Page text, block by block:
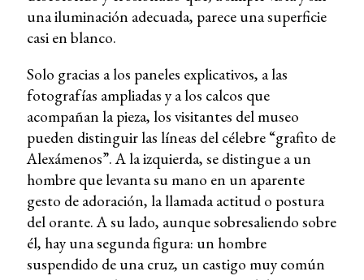
una iluminación adecuada, parece una superficie
casi en blanco.
Solo gracias a los paneles explicativos, a las
fotografías ampliadas y a los calcos que
acompañan la pieza, los visitantes del museo
pueden distinguir las líneas del célebre “grafito de
Alexámenos”. A la izquierda, se distingue a un
hombre que levanta su mano en un aparente
gesto de adoración, la llamada actitud o postura
del orante. A su lado, aunque sobresaliendo sobre
él, hay una segunda figura: un hombre
suspendido de una cruz, un castigo muy común